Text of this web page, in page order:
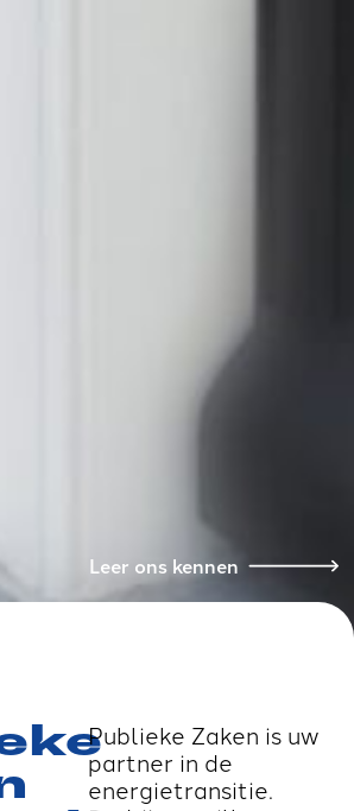
Leer ons kennen
Publieke Zaken is uw
partner in de
energietransitie.